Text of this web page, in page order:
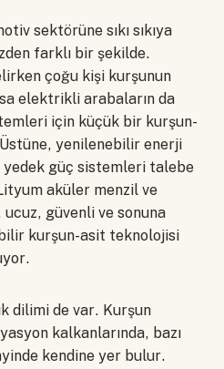
sektörüne sıkı sıkıya
farklı bir şekilde.
çoğu kişi kurşunun
elektrikli arabaların da
için küçük bir kurşun-
yenilenebilir enerji
güç sistemleri talebe
aküler menzil ve
ucuz, güvenli ve sonuna
kurşun-asit teknolojisi
dilimi de var. Kurşun
kalkanlarında, bazı
kendine yer bulur.